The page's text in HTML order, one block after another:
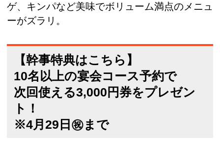
ゲ、キンパなど美味でボリューム満点のメニュ
ーがズラリ。
【幹事特典はこちら】
10名以上の宴会コース予約で
次回使える3,000円券をプレゼン
ト！
※4月29日㊗まで